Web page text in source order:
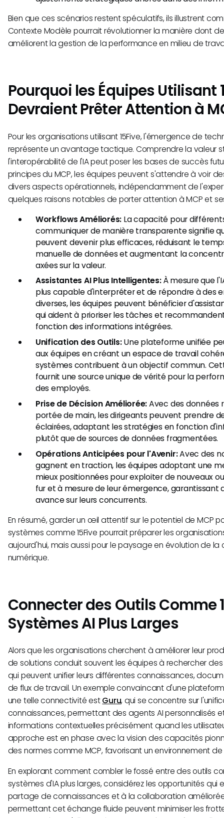
Bien que ces scénarios restent spéculatifs, ils illustrent
Contexte Modèle pourrait révolutionner la manière dont
améliorent la gestion de la performance en milieu de
Pourquoi les Équipes Utilisant
Devraient Prêter Attention à
Pour les organisations utilisant 15Five, l'émergence de
représente un avantage tactique. Comprendre la valeur
l'interopérabilité de l'IA peut poser les bases de succès
principes du MCP, les équipes peuvent s'attendre à voir
divers aspects opérationnels, indépendamment de
quelques raisons notables de porter attention à MCP et
Workflows Améliorés: La capacité pour
communiquer de manière transparente signifie
peuvent devenir plus efficaces, réduisant le
manuelle de données et augmentant la
axées sur la valeur.
Assistantes AI Plus Intelligentes:À mesure que
plus capable d'interpréter et de répondre à des
diverses, les équipes peuvent bénéficier
qui aident à prioriser les tâches et
fonction des informations intégrées.
Unification des Outils:Une plateforme unifiée
aux équipes en créant un espace de travail
systèmes contribuent à un objectif commun.
fournit une source unique de vérité pour la
des employés.
Prise de Décision Améliorée:Avec des données
portée de main, les dirigeants peuvent prendre
éclairées, adaptant les stratégies en fonction
plutôt que de sources de données fragmentées.
Opérations Anticipées pour l'Avenir:Avec des
gagnent en traction, les équipes adoptant une
mieux positionnées pour exploiter de nouveaux
fur et à mesure de leur émergence, garantissant
avance sur leurs concurrents.
En résumé, garder un œil attentif sur le potentiel de MCP
systèmes comme 15Five pourrait préparer les
aujourd'hui, mais aussi pour le paysage en évolution de
numérique.
Connecter des Outils Comme
Systèmes AI Plus Larges
Alors que les organisations cherchent à améliorer leur
de solutions conduit souvent les équipes à rechercher
qui peuvent unifier leurs différentes connaissances,
de flux de travail. Un exemple convaincant d'une
une telle connectivité estGuru, qui se concentre sur
connaissances, permettant des agents AI personnalisés
informations contextuelles précisément quand les
approche est en phase avec la vision des capacités
des normes comme MCP, favorisant un environnement
En explorant comment combler le fossé entre des outils
systèmes d'IA plus larges, considérez les opportunités qui
partage de connaissances et à la collaboration
permettant cet échange fluide peuvent minimiser les